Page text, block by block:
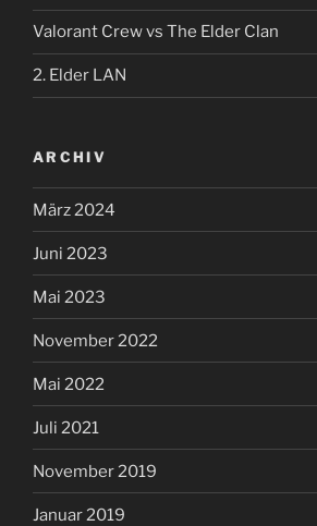
Valorant Crew vs The Elder Clan
2. Elder LAN
ARCHIV
März 2024
Juni 2023
Mai 2023
November 2022
Mai 2022
Juli 2021
November 2019
Januar 2019